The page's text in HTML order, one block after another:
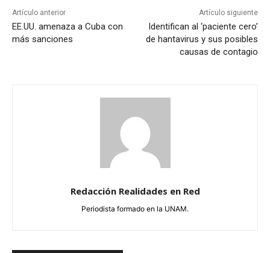
Artículo anterior
EE.UU. amenaza a Cuba con
más sanciones
Artículo siguiente
Identifican al ‘paciente cero’
de hantavirus y sus posibles
causas de contagio
Redacción Realidades en Red
Periodista formado en la UNAM.